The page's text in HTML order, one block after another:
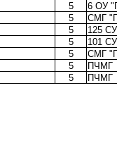
5
6 ОУ
5
СМГ
5
125 СУ
5
101 СУ
5
СМГ
5
ПЧМГ
5 ПЧМГ